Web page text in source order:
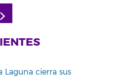
Laguna cierra sus